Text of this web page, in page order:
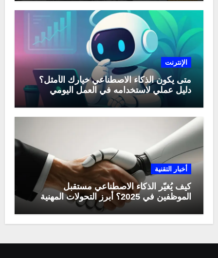
الإنترنت
متى يكون الذكاء الاصطناعي خيارك الأمثل؟
دليل عملي لاستخدامه في العمل اليومي
أخبار التقنية
كيف يُغيّر الذكاء الاصطناعي مستقبل
الموظفين في 2025؟ أبرز التحولات المهنية